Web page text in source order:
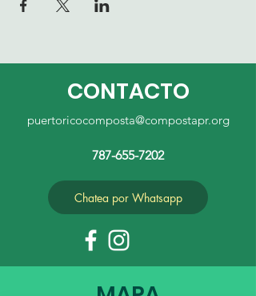
CONTACTO
puertoricocomposta@compostapr.org
787-655-7202
Chatea por Whatsapp